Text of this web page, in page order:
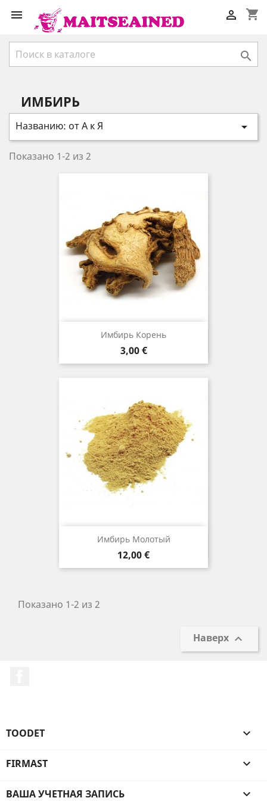
 shopping_cart


ИМБИРЬ
Названию: от А к Я 
Показано 1-2 из 2
Имбирь Корень
Цена
3,00 €
Имбирь Молотый
Цена
12,00 €
Показано 1-2 из 2
Наверх 
TOODET 
FIRMAST 
ВАША УЧЕТНАЯ ЗАПИСЬ 